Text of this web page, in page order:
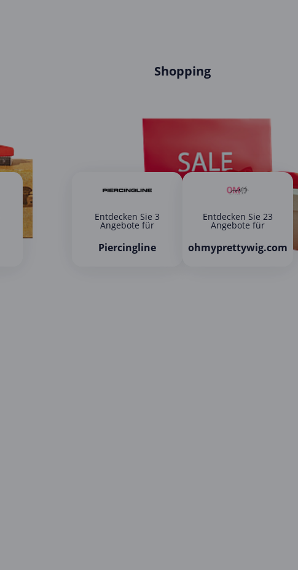
Shopping
Entdecken Sie 3
Angebote für
Piercingline
Entdecken Sie 23
Angebote für
ohmyprettywig.com